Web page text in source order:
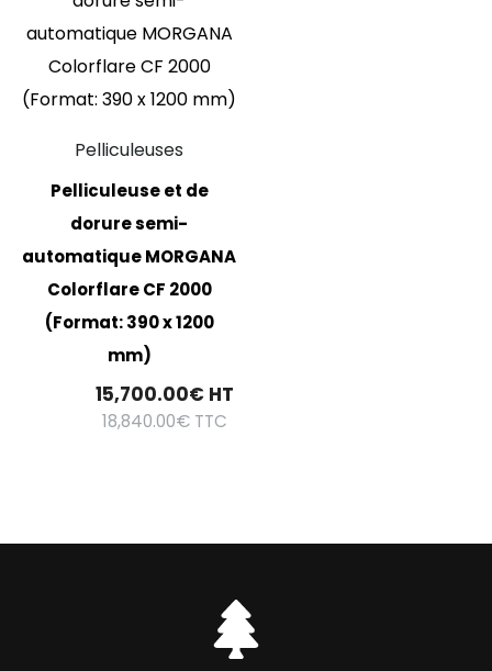
Pelliculeuses
Pelliculeuse et de
dorure semi-
automatique MORGANA
Colorflare CF 2000
(Format: 390 x 1200
mm)
15,700.00€ HT
18,840.00€ TTC